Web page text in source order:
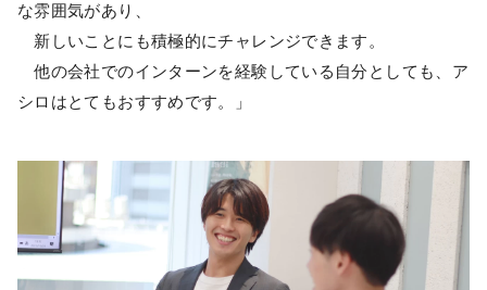
な雰囲気があり、
新しいことにも積極的にチャレンジできます。
他の会社でのインターンを経験している自分としても、ア
シロはとてもおすすめです。」